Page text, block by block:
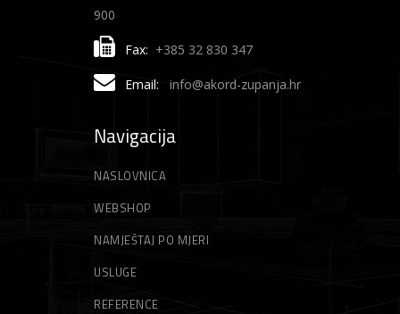
900
Fax: +385 32 830 347
Email: info@akord-zupanja.hr
Navigacija
NASLOVNICA
WEBSHOP
NAMJEŠTAJ PO MJERI
USLUGE
REFERENCE